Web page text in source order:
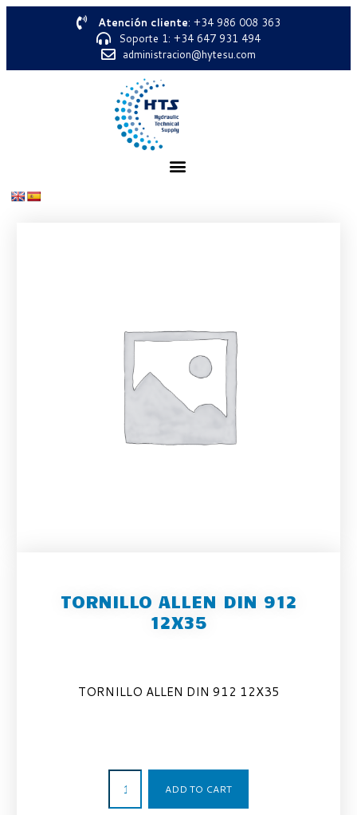
Atención cliente: +34 986 008 363
Soporte 1: +34 647 931 494
administracion@hytesu.com
TORNILLO ALLEN DIN 912
12X35
TORNILLO ALLEN DIN 912 12X35
ADD TO CART